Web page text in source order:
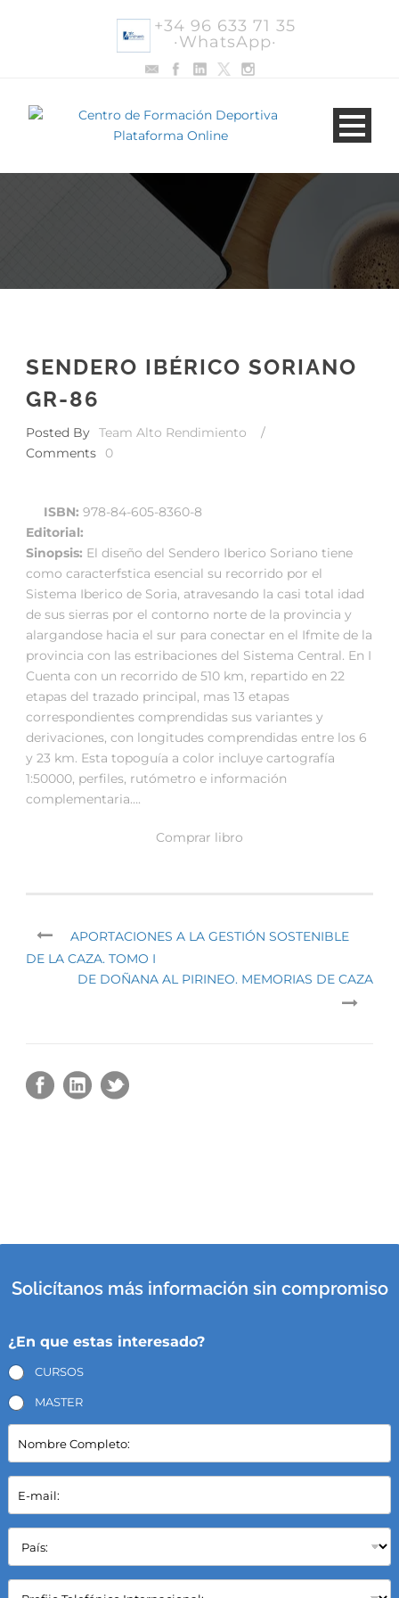
+34 96 633 71 35
·WhatsApp·
SENDERO IBÉRICO SORIANO
GR-86
Posted By Team Alto Rendimiento
/
Comments
0
ISBN: 978-84-605-8360-8
Editorial:
Sinopsis: El diseño del Sendero Iberico Soriano tiene
como caracterfstica esencial su recorrido por el
Sistema Iberico de Soria, atravesando la casi total idad
de sus sierras por el contorno norte de la provincia y
alargandose hacia el sur para conectar en el Ifmite de la
provincia con las estribaciones del Sistema Central. En I
Cuenta con un recorrido de 510 km, repartido en 22
etapas del trazado principal, mas 13 etapas
correspondientes comprendidas sus variantes y
derivaciones, con longitudes comprendidas entre los 6
y 23 km. Esta topoguía a color incluye cartografía
1:50000, perfiles, rutómetro e información
complementaria….
Comprar libro
APORTACIONES A LA GESTIÓN SOSTENIBLE
DE LA CAZA. TOMO I
DE DOÑANA AL PIRINEO. MEMORIAS DE CAZA
Solicítanos más información sin compromiso
¿En que estas interesado?
CURSOS
MASTER
N
m
b
e
C
m
p
E
m
a
l
*
P
í
s
C